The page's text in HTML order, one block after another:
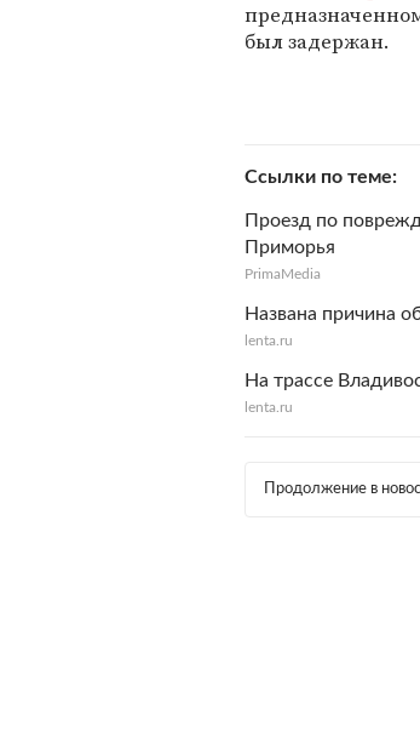
был задержан.
Ссылки по теме
Проезд по
Приморья
PrimaMedia
Названа причина
lenta.ru
На трассе
lenta.ru
Продолжение в